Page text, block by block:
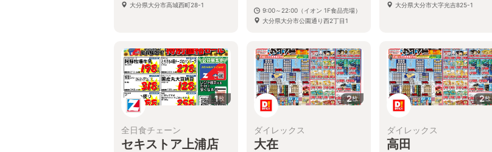
大分県大分市高城西町28-1
9:00～22:00（イオン 1F食品売場）
大分県大分市公園通り西2丁目1
大分県大分市大字光吉825-1
1枚
全日食チェーン
セキストア上浦店
2枚
ダイレックス
大在
2枚
ダイレックス
高田